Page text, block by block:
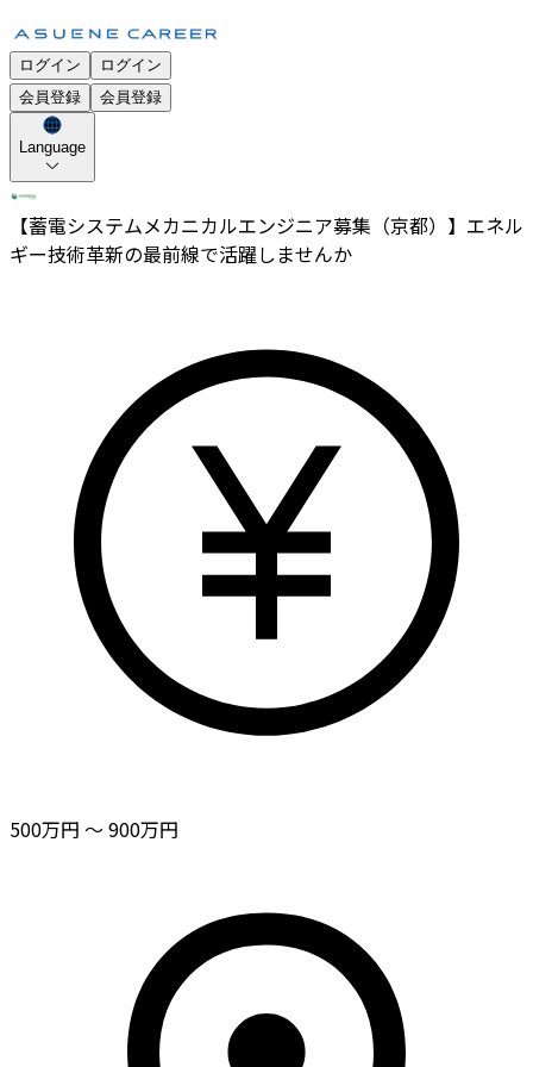
ログイン
ログイン
会員登録
会員登録
Language
【蓄電システムメカニカルエンジニア募集（京都）】エネル
ギー技術革新の最前線で活躍しませんか
500万円 〜 900万円